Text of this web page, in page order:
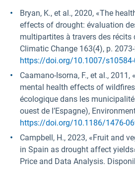
Bryan, K., et al., 2020, «The
effects of drought: évaluation
multipartites à travers des récits
Climatic Change 163(4), p.
https://doi.org/10.1007/s10584-
Caamano-Isorna, F., et al., 2011,
mental health effects of
écologique dans les
ouest de l’Espagne),
https://doi.org/10.1186/1476-
Campbell, H., 2023, «Fruit and
in Spain as drought affect
Price and Data Analysis.